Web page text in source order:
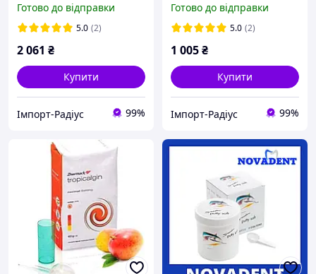
Готово до відправки
5.0 (2)
2 061 ₴
Купити
Імпорт-Радіус 99%
Готово до відправки
5.0 (2)
1 005₴
Купити
Імпорт-Радіус 99%